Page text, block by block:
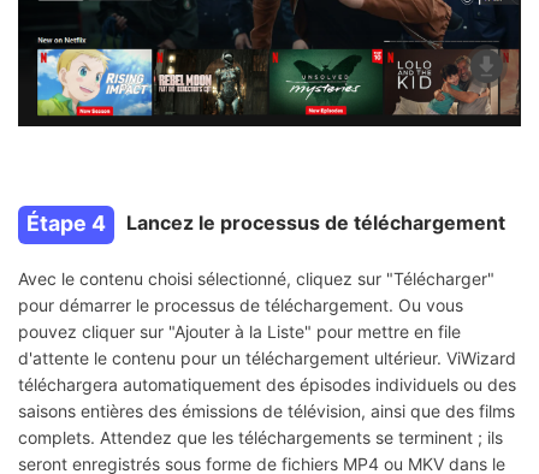
Étape 4 Lancez le processus de téléchargement
Avec le contenu choisi sélectionné, cliquez sur "Télécharger"
pour démarrer le processus de téléchargement. Ou vous
pouvez cliquer sur "Ajouter à la Liste" pour mettre en file
d'attente le contenu pour un téléchargement ultérieur. ViWizard
téléchargera automatiquement des épisodes individuels ou des
saisons entières des émissions de télévision, ainsi que des films
complets. Attendez que les téléchargements se terminent ; ils
seront enregistrés sous forme de fichiers MP4 ou MKV dans le